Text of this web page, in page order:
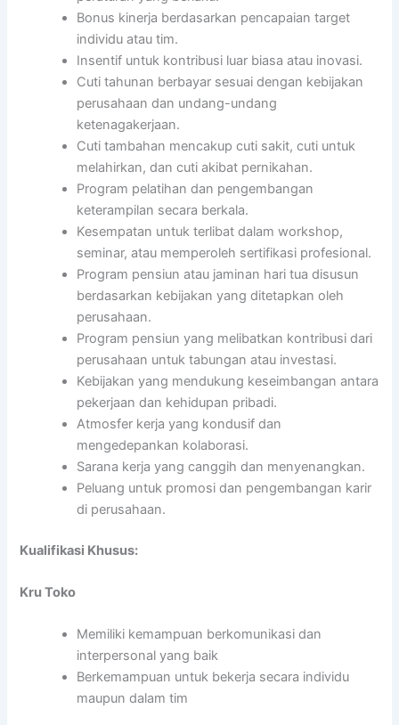
Bonus kinerja berdasarkan pencapaian target
individu atau tim.
Insentif untuk kontribusi luar biasa atau inovasi.
Cuti tahunan berbayar sesuai dengan kebijakan
perusahaan dan undang-undang
ketenagakerjaan.
Cuti tambahan mencakup cuti sakit, cuti untuk
melahirkan, dan cuti akibat pernikahan.
Program pelatihan dan pengembangan
keterampilan secara berkala.
Kesempatan untuk terlibat dalam workshop,
seminar, atau memperoleh sertifikasi profesional.
Program pensiun atau jaminan hari tua disusun
berdasarkan kebijakan yang ditetapkan oleh
perusahaan.
Program pensiun yang melibatkan kontribusi dari
perusahaan untuk tabungan atau investasi.
Kebijakan yang mendukung keseimbangan antara
pekerjaan dan kehidupan pribadi.
Atmosfer kerja yang kondusif dan
mengedepankan kolaborasi.
Sarana kerja yang canggih dan menyenangkan.
Peluang untuk promosi dan pengembangan karir
di perusahaan.
Kualifikasi Khusus:
Kru Toko
Memiliki kemampuan berkomunikasi dan
interpersonal yang baik
Berkemampuan untuk bekerja secara individu
maupun dalam tim